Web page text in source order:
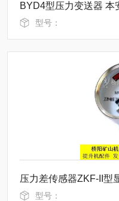
BYD4型压力变送器 本
型号：
压力差传感器ZKF-II型
型号：